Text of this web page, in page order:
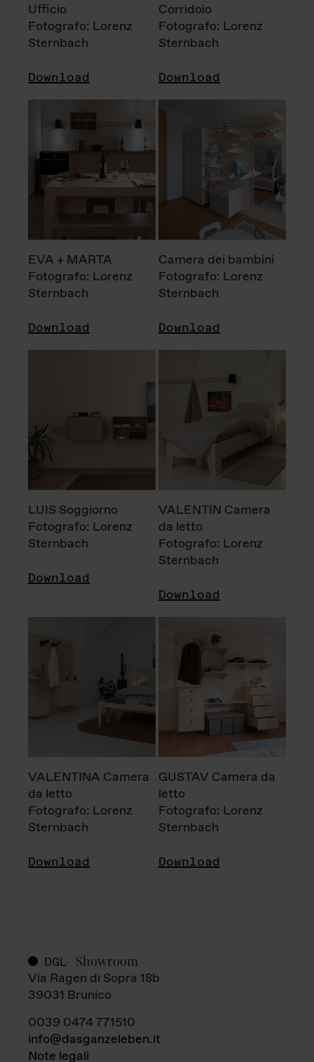
Ufficio
Fotografo: Lorenz
Sternbach
Download
Corridoio
Fotografo: Lorenz
Sternbach
Download
EVA + MARTA
Fotografo: Lorenz
Sternbach
Download
Camera dei bambini
Fotografo: Lorenz
Sternbach
Download
LUIS Soggiorno
Fotografo: Lorenz
Sternbach
Download
VALENTIN Camera
da letto
Fotografo: Lorenz
Sternbach
Download
VALENTINA Camera
da letto
Fotografo: Lorenz
Sternbach
Download
GUSTAV Camera da
letto
Fotografo: Lorenz
Sternbach
Download
DGL Showroom
Via Ragen di Sopra 18b
39031 Brunico
0039 0474 771510
info@dasganzeleben.it
Note legali